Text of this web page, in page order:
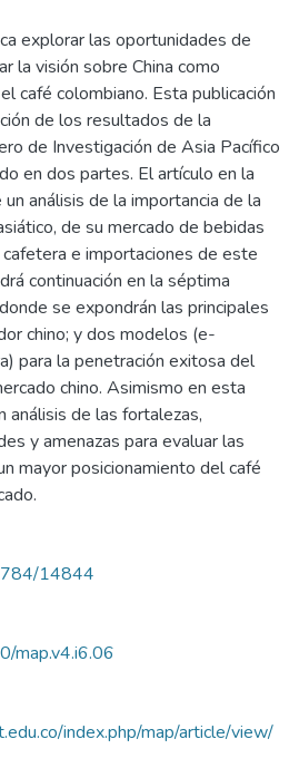
explorar las oportunidades de
la visión sobre China como
café colombiano. Esta publicación
de los resultados de la
de Investigación de Asia Pacífico
en dos partes. El artículo en la
análisis de la importancia de la
de su mercado de bebidas
e importaciones de este
continuación en la séptima
se expondrán las principales
chino; y dos modelos (e-
para la penetración exitosa del
chino. Asimismo en esta
análisis de las fortalezas,
y amenazas para evaluar las
mayor posicionamiento del café
14844
map.v4.i6.06
index.php/map/article/view/